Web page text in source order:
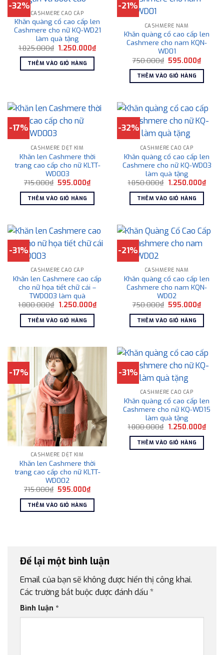
-32%
CASHMERE CAO CẤP
Khăn quàng cổ cao cấp len
Cashmere cho nữ KQ-WD21
làm quà tặng
1.825.000₫ Giá
là:
1.825.000₫.
1.250.000₫Giá
hiện
THÊM VÀO GIỎ HÀNG
-21%
CASHMERE NAM
Khăn quàng cổ cao cấp len
Cashmere cho nam KQN-
WD01
750.000₫ Giá
là:
750.000₫.
595.000₫Giá
hiện
tại
THÊM VÀO GIỎ HÀNG
-17%
CASHMERE DỆT KIM
Khăn len Cashmere thời
trang cao cấp cho nữ KLTT-
WD003
715.000₫ Giá
là:
715.000₫.
595.000₫Giá
hiện
tại
595.000₫.
THÊM VÀO GIỎ HÀNG
-32%
CASHMERE CAO CẤP
Khăn quàng cổ cao cấp len
Cashmere cho nữ KQ-WD03
làm quà tặng
1.850.000₫ Giá
là:
1.850.000₫.
1.250.000₫Giá
hiện
THÊM VÀO GIỎ HÀNG
-31%
CASHMERE CAO CẤP
Khăn len Cashmere cao cấp
cho nữ họa tiết chữ cái –
TWD003 làm quà
1.800.000₫ Giá
là:
1.800.000₫.
1.250.000₫Giá
hiện
1.250.000₫.
THÊM VÀO GIỎ HÀNG
-21%
CASHMERE NAM
Khăn quàng cổ cao cấp len
Cashmere cho nam KQN-
WD02
750.000₫ Giá
là:
750.000₫.
595.000₫Giá
hiện
tại
THÊM VÀO GIỎ HÀNG
-17%
CASHMERE DỆT KIM
Khăn len Cashmere thời
trang cao cấp cho nữ KLTT-
WD002
715.000₫ Giá
là:
715.000₫.
595.000₫Giá
hiện
tại
595.000₫.
THÊM VÀO GIỎ HÀNG
-31%
CASHMERE CAO CẤP
Khăn quàng cổ cao cấp len
Cashmere cho nữ KQ-WD15
làm quà tặng
1.800.000₫ Giá
là:
1.800.000₫.
1.250.000₫Giá
THÊM VÀO GIỎ HÀNG
Để lại một bình luận
Email của bạn sẽ không được hiển thị công khai.
Các trường bắt buộc được đánh dấu *
Bình luận *